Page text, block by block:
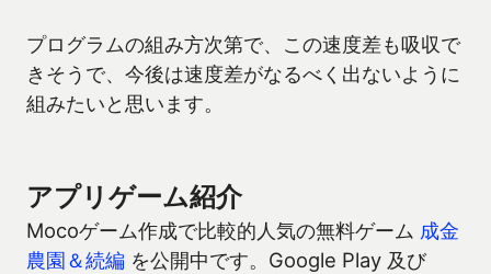
プログラムの組み方次第で、この速度差も吸収で
きそうで、今後は速度差がなるべく出ないように
組みたいと思います。
アプリゲーム紹介
Mocoゲーム作成で比較的人気の無料ゲーム 成金
農園＆続編 を公開中です。Google Play 及び